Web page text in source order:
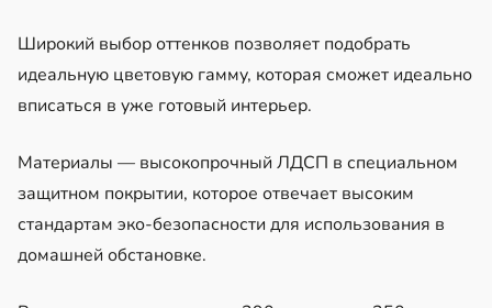
Широкий выбор оттенков позволяет подобрать
идеальную цветовую гамму, которая сможет идеально
вписаться в уже готовый интерьер.
Материалы — высокопрочный ЛДСП в специальном
защитном покрытии, которое отвечает высоким
стандартам эко-безопасности для использования в
домашней обстановке.